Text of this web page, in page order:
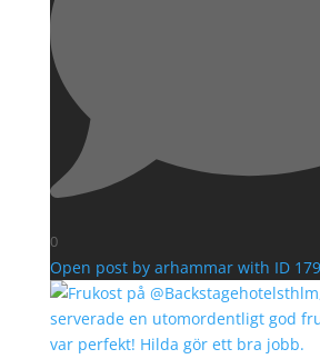
0
Open post by arhammar with ID